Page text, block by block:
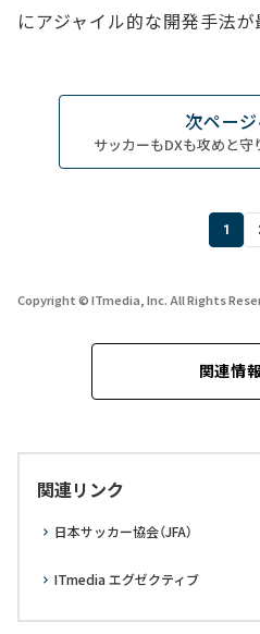
にアジャイル的な開発手法が
次ペー
サッカーもDXも攻めと守
1
Copyright © ITmedia, Inc. All Rights
関連情
関連リンク
日本サッカー協会（JFA）
ITmedia エグゼクティブ